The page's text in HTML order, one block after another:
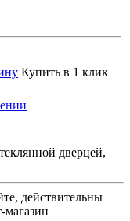
Купить в 1 клик
дверцей,
действительны
магазин